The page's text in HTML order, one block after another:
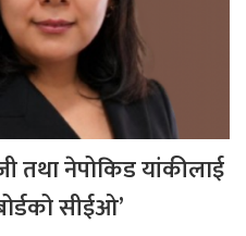
तथा नेपोकिड यांकीलाई
सीईओ’